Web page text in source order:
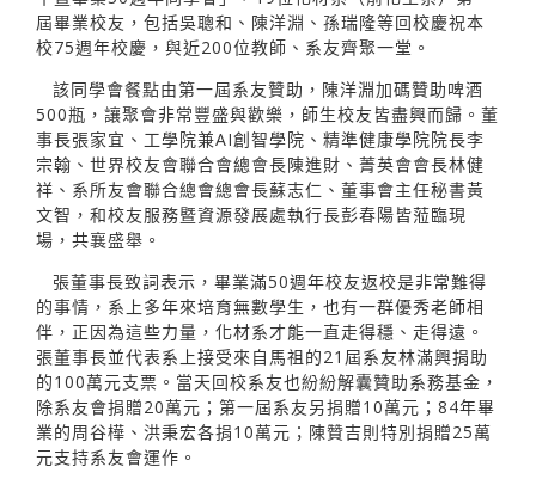
屆畢業校友，包括吳聰和、陳洋淵、孫瑞隆等回校慶祝本
校75週年校慶，與近200位教師、系友齊聚一堂。
該同學會餐點由第一屆系友贊助，陳洋淵加碼贊助啤酒
500瓶，讓聚會非常豐盛與歡樂，師生校友皆盡興而歸。董
事長張家宜、工學院兼AI創智學院、精準健康學院院長李
宗翰、世界校友會聯合會總會長陳進財、菁英會會長林健
祥、系所友會聯合總會總會長蘇志仁、董事會主任秘書黃
文智，和校友服務暨資源發展處執行長彭春陽皆蒞臨現
場，共襄盛舉。
張董事長致詞表示，畢業滿50週年校友返校是非常難得
的事情，系上多年來培育無數學生，也有一群優秀老師相
伴，正因為這些力量，化材系才能一直走得穩、走得遠。
張董事長並代表系上接受來自馬祖的21屆系友林滿興捐助
的100萬元支票。當天回校系友也紛紛解囊贊助系務基金，
除系友會捐贈20萬元；第一屆系友另捐贈10萬元；84年畢
業的周谷樺、洪秉宏各捐10萬元；陳贊吉則特別捐贈25萬
元支持系友會運作。